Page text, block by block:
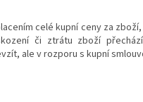
celé kupní ceny za
či ztrátu zboží
ale v rozporu s kupní